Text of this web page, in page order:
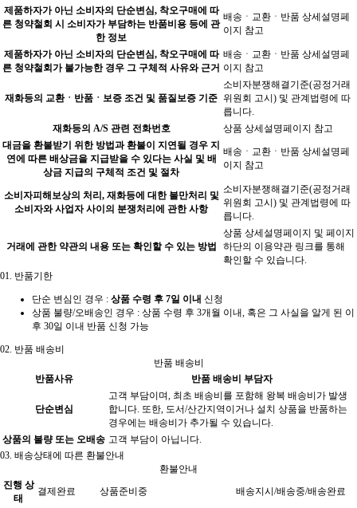
제품하자가 아닌 소비자의 단순변심, 착오구매에 따
른 청약철회 시 소비자가 부담하는 반품비용 등에 관
한 정보
배송ㆍ교환ㆍ반품 상세설명페
이지 참고
제품하자가 아닌 소비자의 단순변심, 착오구매에 따
른 청약철회가 불가능한 경우 그 구체적 사유와 근거
배송ㆍ교환ㆍ반품 상세설명페
이지 참고
재화등의 교환ㆍ반품ㆍ보증 조건 및 품질보증 기준
소비자분쟁해결기준(공정거래
위원회 고시) 및 관계법령에 따
릅니다.
재화등의 A/S 관련 전화번호
상품 상세설명페이지 참고
대금을 환불받기 위한 방법과 환불이 지연될 경우 지
연에 따른 배상금을 지급받을 수 있다는 사실 및 배
상금 지급의 구체적 조건 및 절차
배송ㆍ교환ㆍ반품 상세설명페
이지 참고
소비자피해보상의 처리, 재화등에 대한 불만처리 및
소비자와 사업자 사이의 분쟁처리에 관한 사항
소비자분쟁해결기준(공정거래
위원회 고시) 및 관계법령에 따
릅니다.
거래에 관한 약관의 내용 또는 확인할 수 있는 방법
상품 상세설명페이지 및 페이지
하단의 이용약관 링크를 통해
확인할 수 있습니다.
01. 반품기한
단순 변심인 경우 : 상품 수령 후 7일 이내 신청
상품 불량/오배송인 경우 : 상품 수령 후 3개월 이내, 혹은 그 사실을 알게 된 이
후 30일 이내 반품 신청 가능
02. 반품 배송비
반품 배송비
반품사유
반품 배송비 부담자
단순변심
고객 부담이며, 최초 배송비를 포함해 왕복 배송비가 발생
합니다. 또한, 도서/산간지역이거나 설치 상품을 반품하는
경우에는 배송비가 추가될 수 있습니다.
상품의 불량 또는 오배송 고객 부담이 아닙니다.
03. 배송상태에 따른 환불안내
환불안내
진행 상
태
결제완료 상품준비중 배송지시/배송중/배송완료